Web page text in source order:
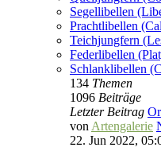
Segellibellen
Prachtlibellen
Teichjungfern
Federlibellen
Schlanklibellen
134 Themen
1096 Beiträge
Letzter Beitrag
von Artengalerie
22. Jun 2022,